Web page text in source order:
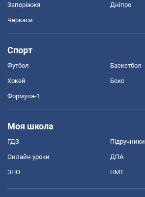
Запоріжжя Дніпро
Черкаси
Спорт
Футбол Баскетбол
Хокей Бокс
Формула-1
Моя школа
ГДЗ Підручники
Онлайн уроки ДПА
ЗНО НМТ